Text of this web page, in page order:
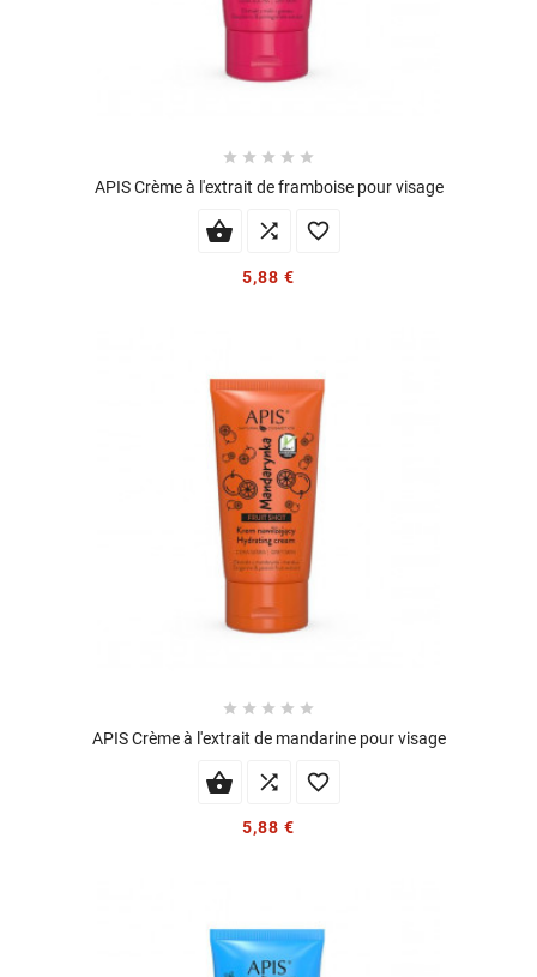
    
APIS Crème à l'extrait de framboise pour visage
 
5,88 €
    
APIS Crème à l'extrait de mandarine pour visage
 
5,88 €